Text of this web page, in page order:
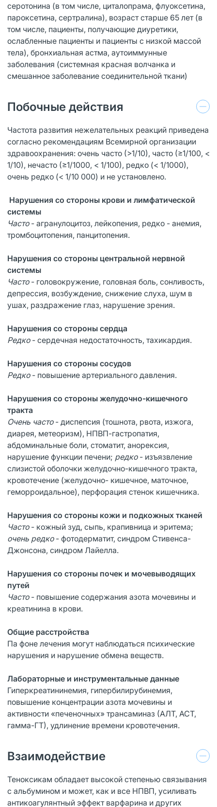
серотонина (в том числе, циталопрама, флуоксетина,
пароксетина, сертралина), возраст старше 65 лет (в
том числе, пациенты, получающие диуретики,
ослабленные пациенты и пациенты с низкой массой
тела), бронхиальная астма, аутоиммунные
заболевания (системная красная волчанка и
смешанное заболевание соединительной ткани)
Побочные действия
Частота развития нежелательных реакций приведена
согласно рекомендациям Всемирной организации
здравоохранения: очень часто (>1/10), часто (≥1/100, <
1/10), нечасто (≥1/1000, < 1/100), редко (< 1/1000),
очень редко (< 1/10 000) и не установлено.
Нарушения со стороны крови и лимфатической
системы
Часто- агранулоцитоз, лейкопения, редко - анемия,
тромбоцитопения, панцитопения.
Нарушения со стороны центральной нервной
системы
Часто- головокружение, головная боль, сонливость,
депрессия, возбуждение, снижение слуха, шум в
ушах, раздражение глаз, нарушение зрения.
Нарушения со стороны сердца
Редко- сердечная недостаточность, тахикардия.
Нарушения со стороны сосудов
Редко- повышение артериального давления.
Нарушения со стороны желудочно-кишечного
тракта
Очень часто- диспепсия (тошнота, рвота, изжога,
диарея, метеоризм), НПВП-гастропатия,
абдоминальные боли, стоматит, анорексия,
нарушение функции печени; редко- изъязвление
слизистой оболочки желудочно-кишечного тракта,
кровотечение (желудочно- кишечное, маточное,
геморроидальное), перфорация стенок кишечника.
Нарушения со стороны кожи и подкожных тканей
Часто- кожный зуд, сыпь, крапивница и эритема;
очень редко- фотодерматит, синдром Стивенса-
Джонсона, синдром Лайелла.
Нарушения со стороны почек и мочевыводящих
путей
Часто- повышение содержания азота мочевины и
креатинина в крови.
Общие расстройства
Па фоне лечения могут наблюдаться психические
нарушения и нарушение обмена веществ.
Лабораторные и инструментальные данные
Гиперкреатининемия, гипербилирубинемия,
повышение концентрации азота мочевины и
активности «печеночных» трансаминаз (АЛТ, ACT,
гамма-ГТ), удлинение времени кровотечения.
Взаимодействие
Теноксикам обладает высокой степенью связывания
с альбумином и может, как и все HПBП, усиливать
антикоагулянтный эффект варфарина и других